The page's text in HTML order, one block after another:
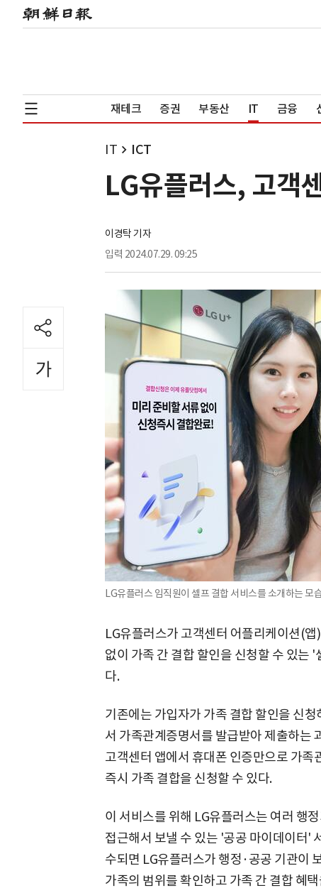
재테크 증권 부동산 IT 금융
IT ICT
LG유플러스, 고객
이경탁 기자
입력 2024.07.29. 09:25
LG유플러스 임직원이 셀프 결합 서비스를 소개하는 모
LG유플러스가 고객센터 어플리케이션(
없이 가족 간 결합 할인을 신청할 수 있는
다.
기존에는 가입자가 가족 결합 할인을 신
서 가족관계증명서를 발급받아 제출하는
고객센터 앱에서 휴대폰 인증만으로 가족
즉시 가족 결합을 신청할 수 있다.
이 서비스를 위해 LG유플러스는 여러 행
접근해서 보낼 수 있는 '공공 마이데이터'
수되면 LG유플러스가 행정·공공 기관이
가족의 범위를 확인하고 가족 간 결합 혜